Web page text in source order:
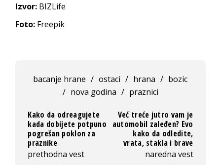
Izvor: BIZLife
Foto: Freepik
bacanje hrane / ostaci / hrana / bozic
/ nova godina / praznici
Kako da odreagujete
kada dobijete potpuno
pogrešan poklon za
praznike
prethodna vest
Već treće jutro vam je
automobil zaleđen? Evo
kako da odledite,
vrata, stakla i brave
naredna vest